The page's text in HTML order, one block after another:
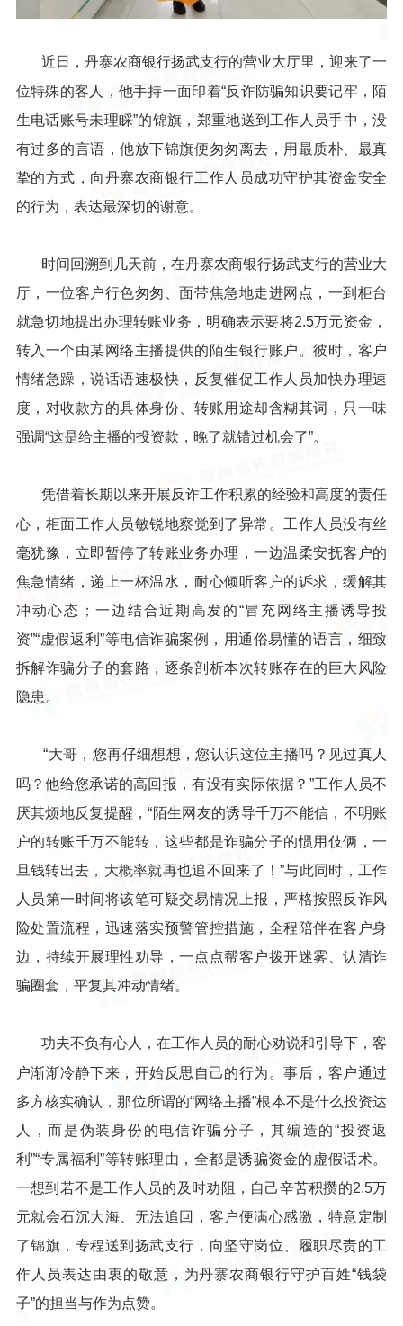
近日，丹寨农商银行扬武支行的营业大厅里，迎来了一
位特殊的客人，他手持一面印着“反诈防骗知识要记牢，陌
生电话账号未理睬”的锦旗，郑重地送到工作人员手中，没
有过多的言语，他放下锦旗便匆匆离去，用最质朴、最真
挚的方式，向丹寨农商银行工作人员成功守护其资金安全
的行为，表达最深切的谢意。
时间回溯到几天前，在丹寨农商银行扬武支行的营业大
厅，一位客户行色匆匆、面带焦急地走进网点，一到柜台
就急切地提出办理转账业务，明确表示要将2.5万元资金，
转入一个由某网络主播提供的陌生银行账户。彼时，客户
情绪急躁，说话语速极快，反复催促工作人员加快办理速
度，对收款方的具体身份、转账用途却含糊其词，只一味
强调“这是给主播的投资款，晚了就错过机会了”。
凭借着长期以来开展反诈工作积累的经验和高度的责任
心，柜面工作人员敏锐地察觉到了异常。工作人员没有丝
毫犹豫，立即暂停了转账业务办理，一边温柔安抚客户的
焦急情绪，递上一杯温水，耐心倾听客户的诉求，缓解其
冲动心态；一边结合近期高发的“冒充网络主播诱导投
资”“虚假返利”等电信诈骗案例，用通俗易懂的语言，细致
拆解诈骗分子的套路，逐条剖析本次转账存在的巨大风险
隐患。
“大哥，您再仔细想想，您认识这位主播吗？见过真人
吗？他给您承诺的高回报，有没有实际依据？”工作人员不
厌其烦地反复提醒，“陌生网友的诱导千万不能信，不明账
户的转账千万不能转，这些都是诈骗分子的惯用伎俩，一
旦钱转出去，大概率就再也追不回来了！”与此同时，工作
人员第一时间将该笔可疑交易情况上报，严格按照反诈风
险处置流程，迅速落实预警管控措施，全程陪伴在客户身
边，持续开展理性劝导，一点点帮客户拨开迷雾、认清诈
骗圈套，平复其冲动情绪。
功夫不负有心人，在工作人员的耐心劝说和引导下，客
户渐渐冷静下来，开始反思自己的行为。事后，客户通过
多方核实确认，那位所谓的“网络主播”根本不是什么投资达
人，而是伪装身份的电信诈骗分子，其编造的“投资返
利”“专属福利”等转账理由，全都是诱骗资金的虚假话术。
一想到若不是工作人员的及时劝阻，自己辛苦积攒的2.5万
元就会石沉大海、无法追回，客户便满心感激，特意定制
了锦旗，专程送到扬武支行，向坚守岗位、履职尽责的工
作人员表达由衷的敬意，为丹寨农商银行守护百姓“钱袋
子”的担当与作为点赞。